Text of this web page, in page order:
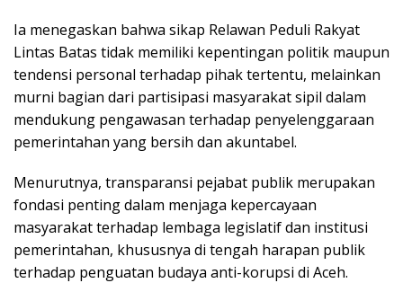
Ia menegaskan bahwa sikap Relawan Peduli Rakyat
Lintas Batas tidak memiliki kepentingan politik maupun
tendensi personal terhadap pihak tertentu, melainkan
murni bagian dari partisipasi masyarakat sipil dalam
mendukung pengawasan terhadap penyelenggaraan
pemerintahan yang bersih dan akuntabel.
Menurutnya, transparansi pejabat publik merupakan
fondasi penting dalam menjaga kepercayaan
masyarakat terhadap lembaga legislatif dan institusi
pemerintahan, khususnya di tengah harapan publik
terhadap penguatan budaya anti-korupsi di Aceh.